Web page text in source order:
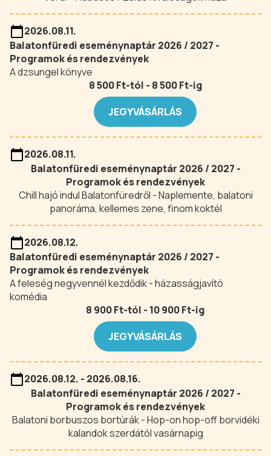
2026.08.11.
Balatonfüredi eseménynaptár 2026 / 2027 -
Programok és rendezvények
A dzsungel könyve
8 500 Ft-tól - 8 500 Ft-ig
JEGYVÁSÁRLÁS
2026.08.11.
Balatonfüredi eseménynaptár 2026 / 2027 -
Programok és rendezvények
Chill hajó indul Balatonfüredről - Naplemente, balatoni
panoráma, kellemes zene, finom koktél
2026.08.12.
Balatonfüredi eseménynaptár 2026 / 2027 -
Programok és rendezvények
A feleség negyvennél kezdődik - házasságjavító
komédia
8 900 Ft-tól - 10 900 Ft-ig
JEGYVÁSÁRLÁS
2026.08.12. - 2026.08.16.
Balatonfüredi eseménynaptár 2026 / 2027 -
Programok és rendezvények
Balatoni borbuszos bortúrák - Hop-on hop-off borvidéki
kalandok szerdától vasárnapig